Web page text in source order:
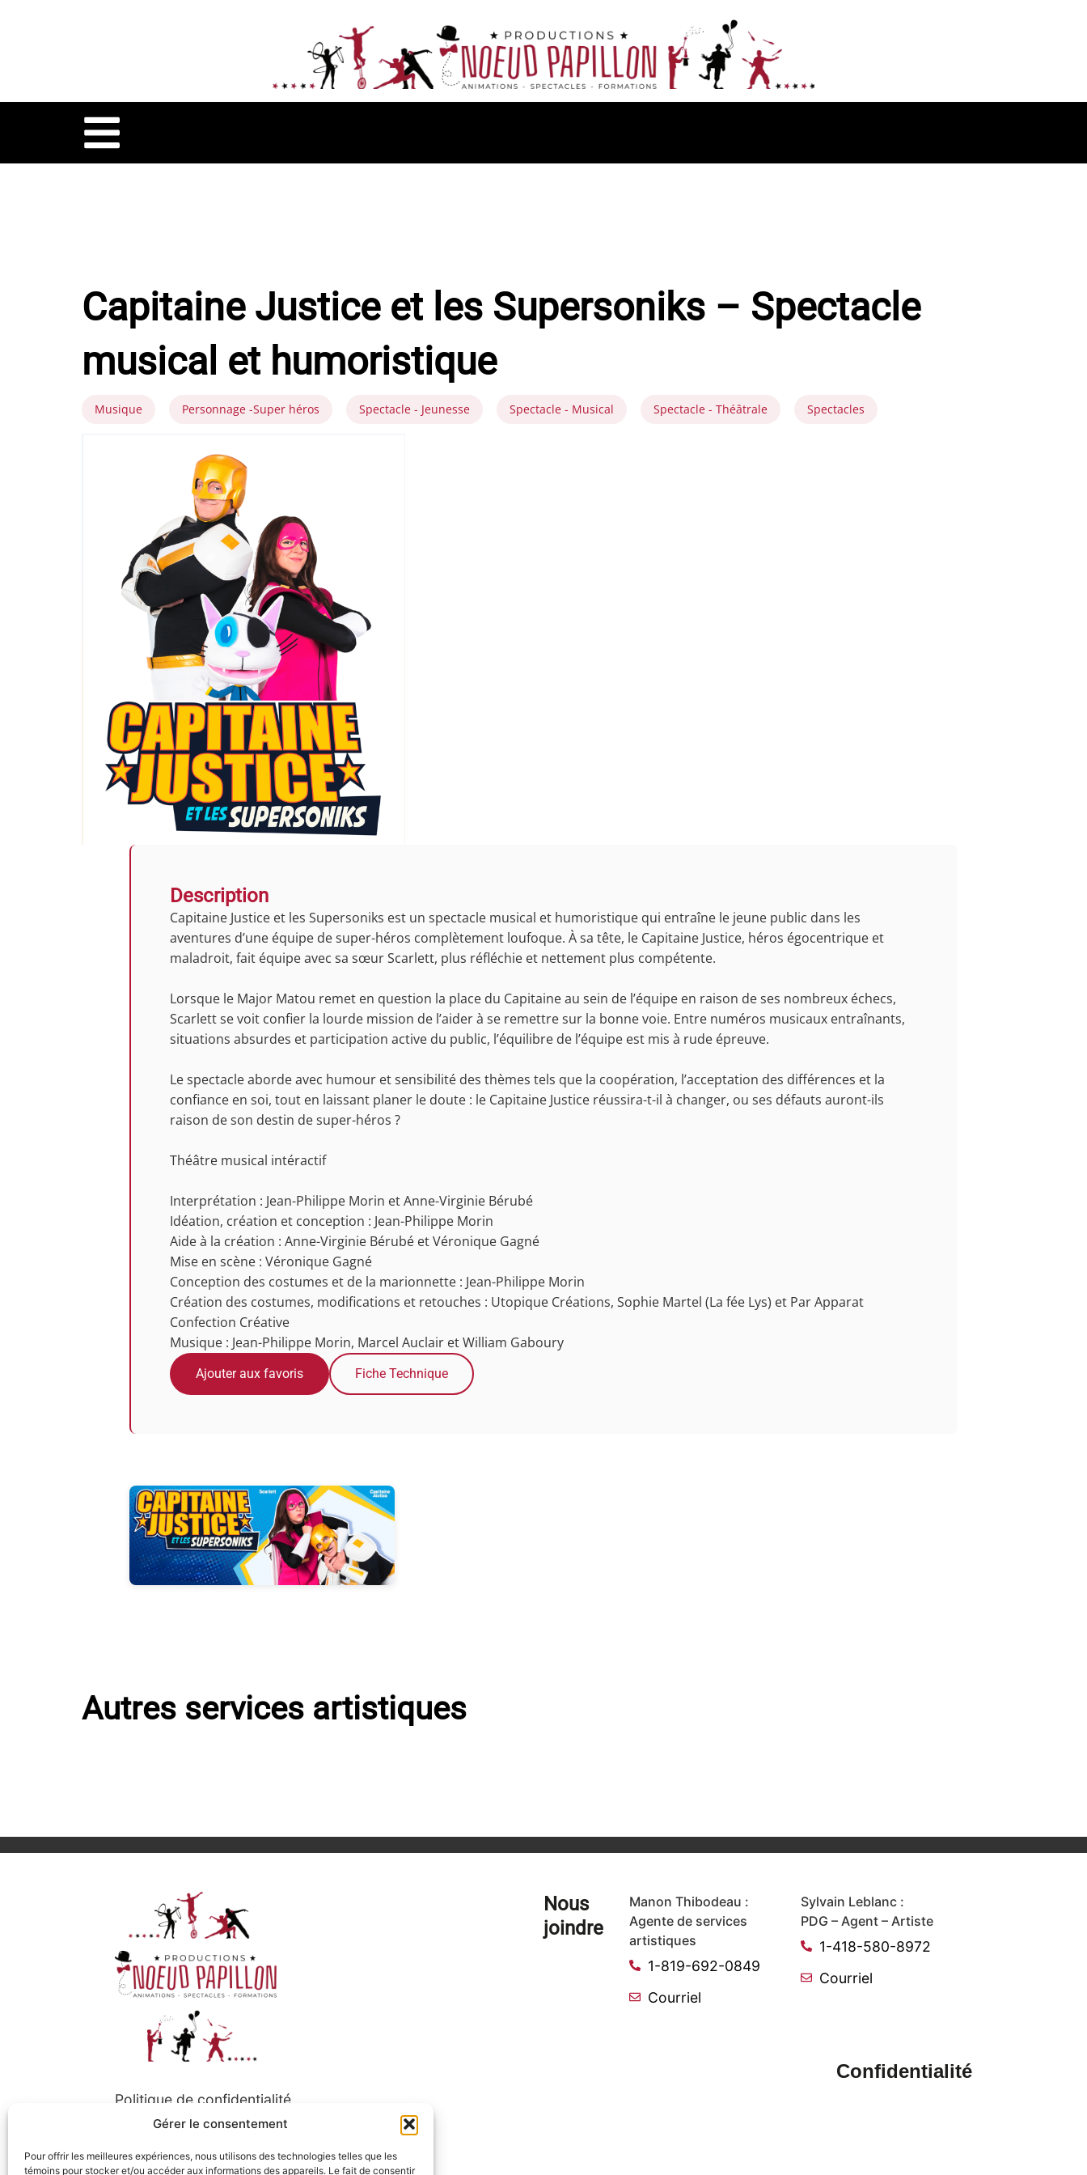
Gérer le consentement
Pour offrir les meilleures expériences, nous utilisons des technologies telles que les
témoins pour stocker et/ou accéder aux informations des appareils. Le fait de consentir
Capitaine Justice et les Supersoniks – Spectacle
musical et humoristique
Musique Personnage -Super héros Spectacle - Jeunesse Spectacle - Musical Spectacle - Théâtrale Spectacles
Description
Capitaine Justice et les Supersoniks est un spectacle musical et humoristique qui entraîne le jeune public dans les
aventures d’une équipe de super-héros complètement loufoque. À sa tête, le Capitaine Justice, héros égocentrique et
maladroit, fait équipe avec sa sœur Scarlett, plus réfléchie et nettement plus compétente.
Lorsque le Major Matou remet en question la place du Capitaine au sein de l’équipe en raison de ses nombreux échecs,
Scarlett se voit confier la lourde mission de l’aider à se remettre sur la bonne voie. Entre numéros musicaux entraînants,
situations absurdes et participation active du public, l’équilibre de l’équipe est mis à rude épreuve.
Le spectacle aborde avec humour et sensibilité des thèmes tels que la coopération, l’acceptation des différences et la
confiance en soi, tout en laissant planer le doute : le Capitaine Justice réussira-t-il à changer, ou ses défauts auront-ils
raison de son destin de super-héros ?
Théâtre musical intéractif
Interprétation : Jean-Philippe Morin et Anne-Virginie Bérubé
Idéation, création et conception : Jean-Philippe Morin
Aide à la création : Anne-Virginie Bérubé et Véronique Gagné
Mise en scène : Véronique Gagné
Conception des costumes et de la marionnette : Jean-Philippe Morin
Création des costumes, modifications et retouches : Utopique Créations, Sophie Martel (La fée Lys) et Par Apparat
Confection Créative
Musique : Jean-Philippe Morin, Marcel Auclair et William Gaboury
Ajouter aux favoris Fiche Technique
Autres services artistiques
Nous
joindre
Manon Thibodeau :
Agente de services
artistiques
1-819-692-0849
Courriel
Sylvain Leblanc :
PDG – Agent – Artiste
1-418-580-8972
Courriel
Confidentialité
Politique de confidentialité